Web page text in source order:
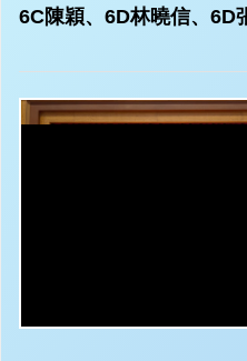
6C陳穎、6D林曉信、6D